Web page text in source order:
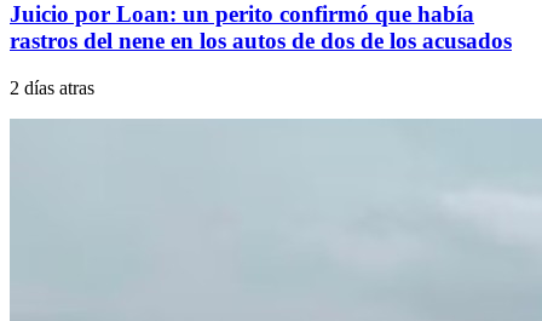
Juicio por Loan: un perito confirmó que había
rastros del nene en los autos de dos de los acusados
2 días atras